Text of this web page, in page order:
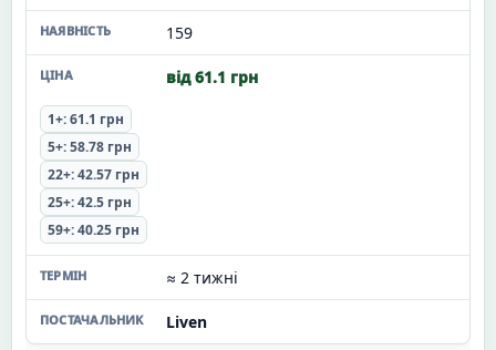
159
від 61.1 грн
1+: 61.1 грн
5+: 58.78 грн
22+: 42.57 грн
25+: 42.5 грн
59+: 40.25 грн
≈ 2 тижні
Liven